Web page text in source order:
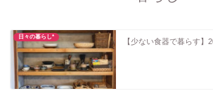
日々の暮らし*
【少ない食器で暮らす】